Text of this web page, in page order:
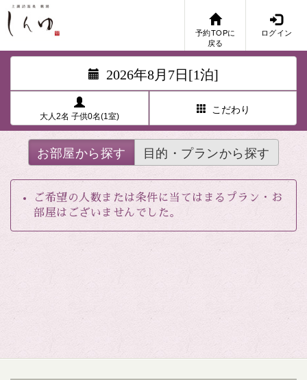
予約TOPに
戻る
ログイン
2026年8月7日[1泊]
大人2名 子供0名(1室)
こだわり
お部屋から探す 目的・プランから探す
ご希望の人数または条件に当てはまるプラン・お
部屋はございませんでした。